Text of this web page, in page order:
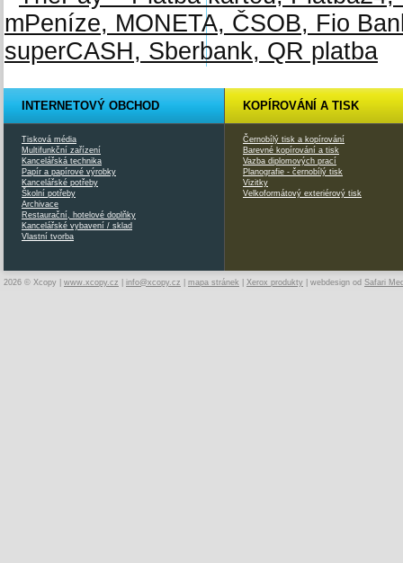
INTERNETOVÝ OBCHOD
Tisková média
Multifunkční zařízení
Kancelářská technika
Papír a papírové výrobky
Kancelářské potřeby
Školní potřeby
Archivace
Restaurační, hotelové doplňky
Kancelářské vybavení / sklad
Vlastní tvorba
KOPÍROVÁNÍ A TISK
Černobílý tisk a kopírování
Barevné kopírování a tisk
Vazba diplomových prací
Planografie - černobílý tisk
Vizitky
Velkoformátový exteriérový tisk
2026 © Xcopy | www.xcopy.cz info@xcopy.cz mapa stránek Xerox produkty | webdesign od Safari